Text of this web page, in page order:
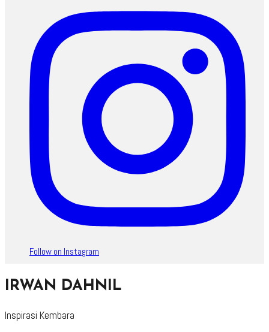
Follow on Instagram
IRWAN DAHNIL
Inspirasi Kembara